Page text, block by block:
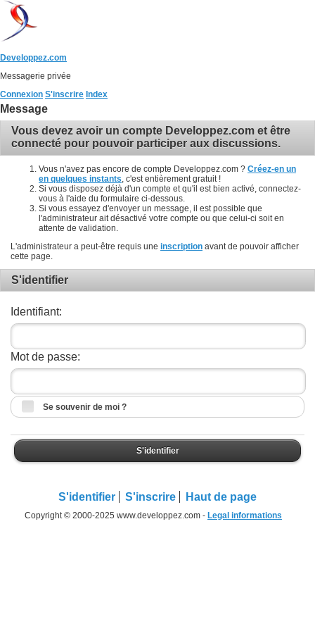
Developpez.com
Messagerie privée
Connexion S'inscrire Index
Message
Vous devez avoir un compte Developpez.com et être
connecté pour pouvoir participer aux discussions.
Vous n'avez pas encore de compte Developpez.com ? Créez-en un
en quelques instants , c'est entièrement gratuit !
Si vous disposez déjà d'un compte et qu'il est bien activé, connectez-
vous à l'aide du formulaire ci-dessous.
Si vous essayez d'envoyer un message, il est possible que
l'administrateur ait désactivé votre compte ou que celui-ci soit en
attente de validation.
L'administrateur a peut-être requis une inscription avant de pouvoir afficher
cette page.
S'identifier
Identifiant:
Mot de passe:
Se souvenir de moi ?
S'identifier
S'identifier S'inscrire Haut de page
Copyright © 2000-2025 www.developpez.com - Legal informations